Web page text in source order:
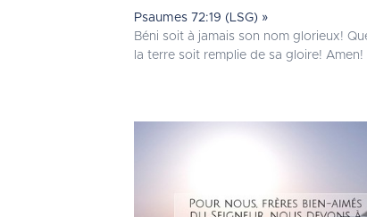
Psaumes 72:19 (LSG) »
Béni soit à jamais son nom glorieux!
la terre soit remplie de sa gloire! Amen!